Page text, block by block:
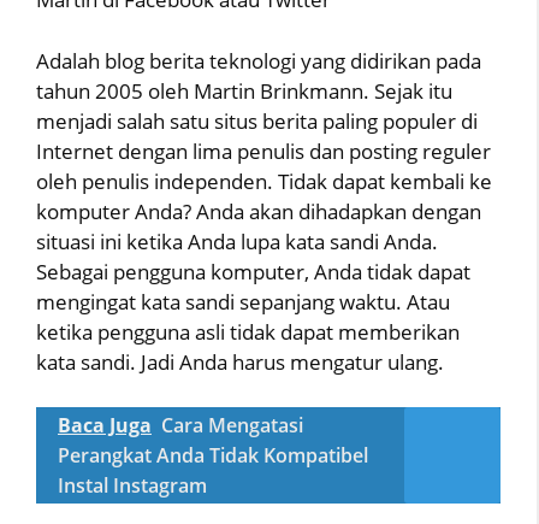
Adalah blog berita teknologi yang didirikan pada
tahun 2005 oleh Martin Brinkmann. Sejak itu
menjadi salah satu situs berita paling populer di
Internet dengan lima penulis dan posting reguler
oleh penulis independen. Tidak dapat kembali ke
komputer Anda? Anda akan dihadapkan dengan
situasi ini ketika Anda lupa kata sandi Anda.
Sebagai pengguna komputer, Anda tidak dapat
mengingat kata sandi sepanjang waktu. Atau
ketika pengguna asli tidak dapat memberikan
kata sandi. Jadi Anda harus mengatur ulang.
Baca Juga Cara Mengatasi
Perangkat Anda Tidak Kompatibel
Instal Instagram